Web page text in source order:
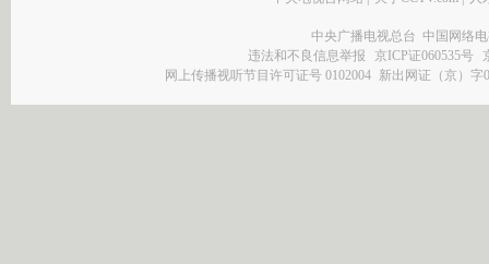
中央广播电视总台 中国网络
违法和不良信息举报
京ICP证060535号
网上传播视听节目许可证号 0102004 新出网证（京）